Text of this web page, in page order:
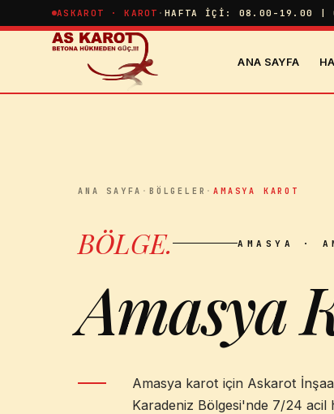
İçeriğe atlaASKAROT · KAROT ·HAFTA İÇI: 08.00-19.00 |
ANA SAYFA
ANA SAYFA ·BÖLGELER ·AMASYA KAROT
BÖLGE. AMASYA ·
Amasya
Amasya karot için Askarot
Karadeniz Bölgesi'nde 7/24 acil